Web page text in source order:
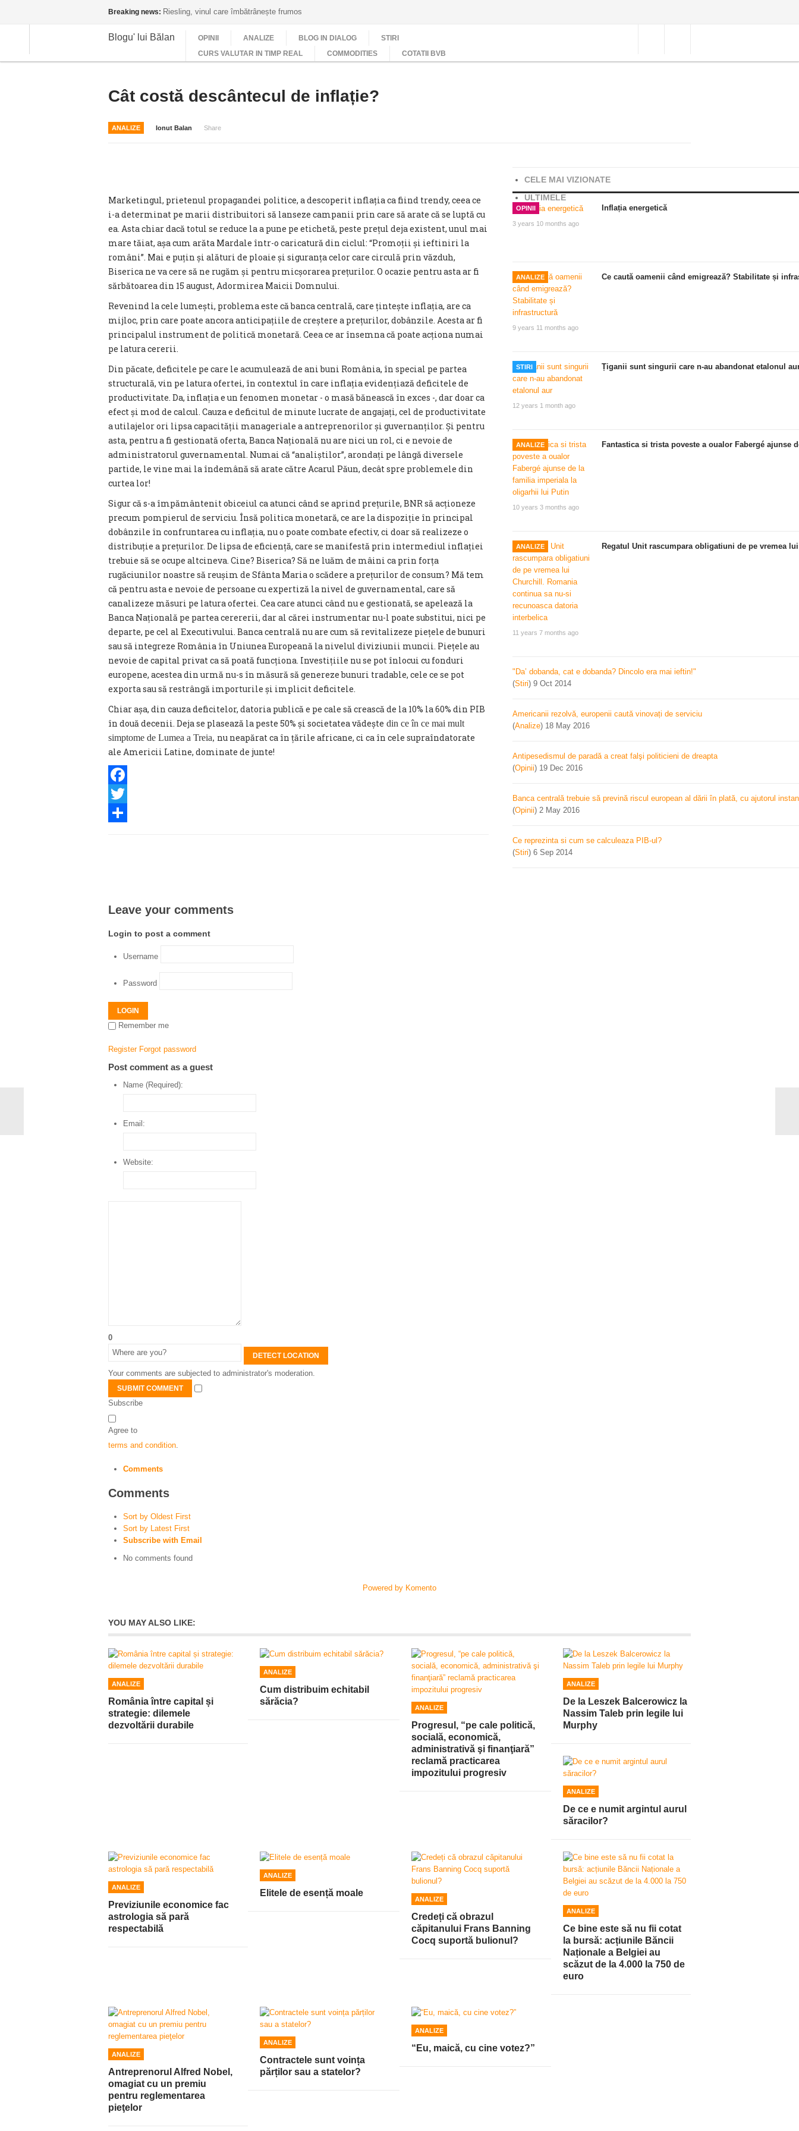
Breaking news: Riesling, vinul care îmbătrânește frumos
Blogu' lui Bălan OPINII ANALIZE BLOG IN DIALOG
STIRI
CURS VALUTAR IN TIMP REAL
COMMODITIES COTATII BVB
Cât costă descântecul de inflație?
ANALIZE Ionut Balan Share
Marketingul, prietenul propagandei politice, a descoperit inflația ca fiind trendy, ceea ce
i-a determinat pe marii distribuitori să lanseze campanii prin care să arate că se luptă cu
ea. Asta chiar dacă totul se reduce la a pune pe etichetă, peste prețul deja existent, unul mai
mare tăiat, așa cum arăta Mardale într-o caricatură din ciclul: “Promoții și ieftiniri la
români”. Mai e puțin și alături de ploaie și siguranța celor care circulă prin văzduh,
Biserica ne va cere să ne rugăm și pentru micșorarea prețurilor. O ocazie pentru asta ar fi
sărbătoarea din 15 august, Adormirea Maicii Domnului.
Revenind la cele lumești, problema este că banca centrală, care țintește inflația, are ca
mijloc, prin care poate ancora anticipațiile de creștere a prețurilor, dobânzile. Acesta ar fi
principalul instrument de politică monetară. Ceea ce ar însemna că poate acționa numai
pe latura cererii.
Din păcate, deficitele pe care le acumulează de ani buni România, în special pe partea
structurală, vin pe latura ofertei, în contextul în care inflația evidențiază deficitele de
productivitate. Da, inflația e un fenomen monetar - o masă bănească în exces -, dar doar ca
efect și mod de calcul. Cauza e deficitul de minute lucrate de angajați, cel de productivitate
a utilajelor ori lipsa capacității manageriale a antreprenorilor și guvernanților. Și pentru
asta, pentru a fi gestionată oferta, Banca Națională nu are nici un rol, ci e nevoie de
administratorul guvernamental. Numai că “analiștilor”, arondați pe lângă diversele
partide, le vine mai la îndemână să arate către Acarul Păun, decât spre problemele din
curtea lor!
Sigur că s-a împământenit obiceiul ca atunci când se aprind prețurile, BNR să acționeze
precum pompierul de serviciu. Însă politica monetară, ce are la dispoziție în principal
dobânzile în confruntarea cu inflația, nu o poate combate efectiv, ci doar să realizeze o
distribuție a prețurilor. De lipsa de eficiență, care se manifestă prin intermediul inflației
trebuie să se ocupe altcineva. Cine? Biserica? Să ne luăm de mâini ca prin forța
rugăciunilor noastre să reușim de Sfânta Maria o scădere a prețurilor de consum? Mă tem
că pentru asta e nevoie de persoane cu expertiză la nivel de guvernamental, care să
canalizeze măsuri pe latura ofertei. Cea care atunci când nu e gestionată, se apelează la
Banca Națională pe partea cerererii, dar al cărei instrumentar nu-l poate substitui, nici pe
departe, pe cel al Executivului. Banca centrală nu are cum să revitalizeze piețele de bunuri
sau să integreze România în Uniunea Europeană la nivelul diviziunii muncii. Piețele au
nevoie de capital privat ca să poată funcționa. Investițiile nu se pot înlocui cu fonduri
europene, acestea din urmă nu-s în măsură să genereze bunuri tradable, cele ce se pot
exporta sau să restrângă importurile și implicit deficitele.
Chiar așa, din cauza deficitelor, datoria publică e pe cale să crească de la 10% la 60% din PIB
în două decenii. Deja se plasează la peste 50% și societatea vădește din ce în ce mai mult
simptome de Lumea a Treia, nu neapărat ca în țările africane, ci ca în cele supraîndatorate
ale Americii Latine, dominate de junte!
Facebook
Twitter
CELE MAI VIZIONATE
ULTIMELE
OPINII
3 years 10 months ago
Inflația energetică
ANALIZE
9 years 11 months ago
Ce caută oamenii când emigrează? Stabilitate și
STIRI
12 years 1 month ago
Țiganii sunt singurii care n-au abandonat etalonul
ANALIZE
10 years 3 months ago
Fantastica si trista poveste a oualor Fabergé
ANALIZE
11 years 7 months ago
Regatul Unit rascumpara obligatiuni de pe vremea
"Da’ dobanda, cat e dobanda? Dincolo era mai ieftin!"
(Stiri) 9 Oct 2014
Americanii rezolvă, europenii caută vinovați de serviciu
(Analize) 18 May 2016
Antipesedismul de paradă a creat falşi politicieni de dreapta
(Opinii) 19 Dec 2016
Banca centrală trebuie să prevină riscul european al dării în plată, cu ajutorul
(Opinii) 2 May 2016
Ce reprezinta si cum se calculeaza PIB-ul?
(Stiri) 6 Sep 2014
Leave your comments
Login to post a comment
Username
Password
LOGIN
Remember me
Register Forgot password
Post comment as a guest
Name (Required):
Email:
Website:
0
DETECT LOCATION
Your comments are subjected to administrator's moderation.
SUBMIT COMMENT
Subscribe
Agree to
terms and condition
Comments
Comments
Sort by Oldest First
Sort by Latest First
Subscribe with Email
No comments found
Powered by Komento
YOU MAY ALSO LIKE:
ANALIZE
România între capital și
strategie: dilemele
dezvoltării durabile
ANALIZE
Cum distribuim echitabil
sărăcia?
ANALIZE
Progresul, “pe cale politică,
socială, economică,
administrativă şi finanţiară”
reclamă practicarea
impozitului progresiv
ANALIZE
De la Leszek Balcerowicz la
Nassim Taleb prin legile lui
Murphy
ANALIZE
De ce e numit argintul aurul
săracilor?
ANALIZE
Previziunile economice fac
astrologia să pară
respectabilă
ANALIZE
Elitele de esență moale
ANALIZE
Credeți că obrazul
căpitanului Frans Banning
Cocq suportă bulionul?
ANALIZE
Ce bine este să nu fii cotat
la bursă: acțiunile Băncii
Naționale a Belgiei au
scăzut de la 4.000 la 750 de
euro
ANALIZE
Antreprenorul Alfred Nobel,
omagiat cu un premiu
pentru reglementarea
pieţelor
ANALIZE
Contractele sunt voința
părților sau a statelor?
ANALIZE
“Eu, maică, cu cine votez?”